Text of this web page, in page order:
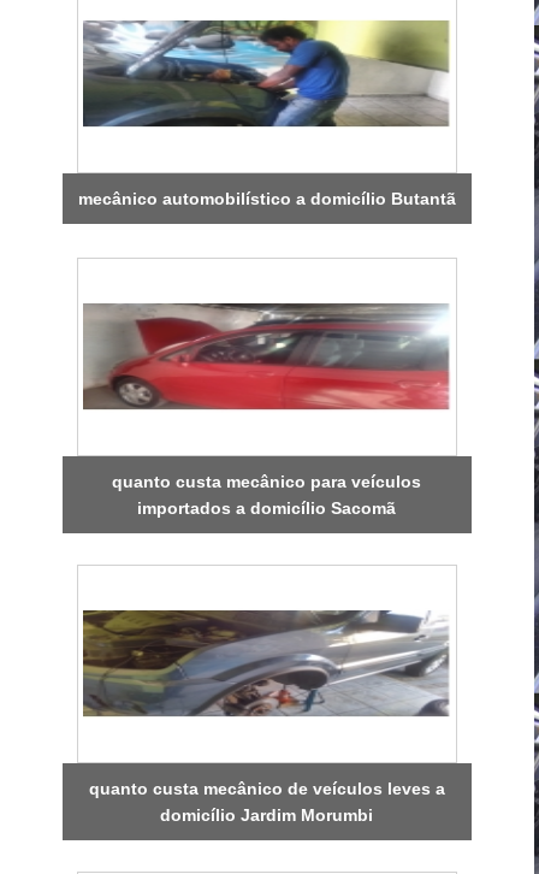
mecânico automobilístico a domicílio Butantã
quanto custa mecânico para veículos
importados a domicílio Sacomã
quanto custa mecânico de veículos leves a
domicílio Jardim Morumbi